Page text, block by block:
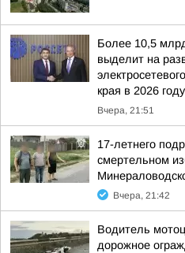
Более 10,5
выделит на
края в 2026 году
Вчера, 21:51
17-летнего
смертельном
Вчера, 21:42
Водитель
дорожное